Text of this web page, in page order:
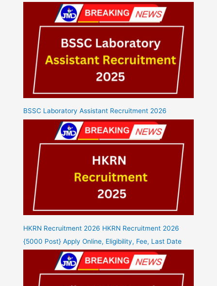
BSSC Laboratory Assistant Recruitment 2026
HKRN Recruitment 2026 HKRN Recruitment 2026
{5000 Post} Apply Online, Eligibility, Fee, Last Date